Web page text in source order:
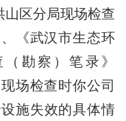
山区分局现场检查
《武汉市生态环
勘察）笔录》
场检查时你公司
施失效的具体情